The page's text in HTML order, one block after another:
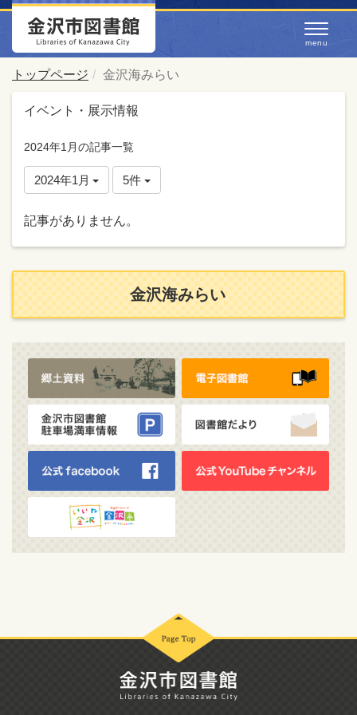
トップページ 金沢海みらい
イベント・展示情報
2024年1月の記事一覧
2024年1月 5件
記事がありません。
金沢海みらい